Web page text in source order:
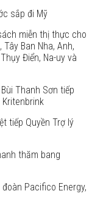
sắp đi Mỹ
miễn thị thực cho
Ban Nha, Anh,
Điển, Na-uy và
Thanh Sơn tiếp
tiếp Quyền Trợ lý
thăm bang
Pacifico Energy,